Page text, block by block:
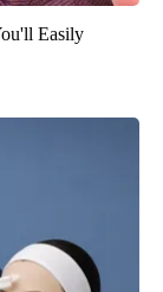
Easily